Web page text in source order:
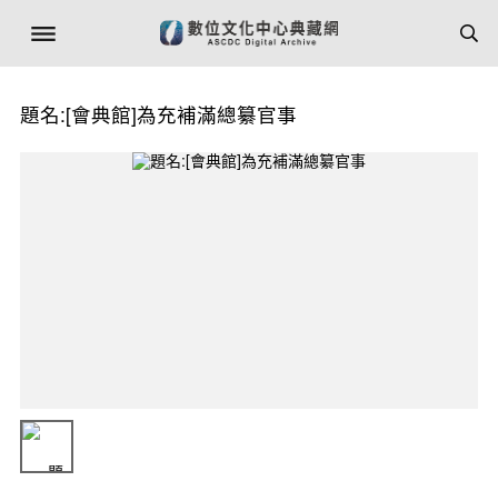
題名:[會典館]為充補滿總纂官事